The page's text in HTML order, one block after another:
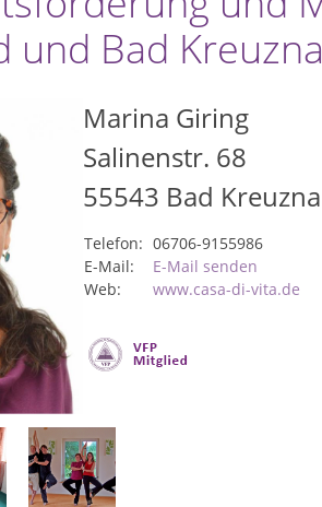
und Bad
Marina Giring
Salinenstr. 68
55543 Bad
Telefon: 06706-9155986
E-Mail:
E-Mail senden
Web:
www.casa-di-vita.de